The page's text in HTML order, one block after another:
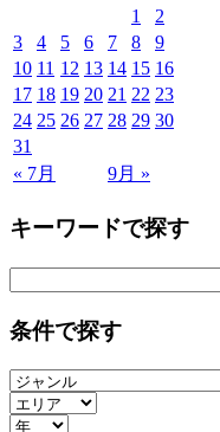
« 7月 9月 »
1
2
3
4 5 6 7 8
9
10 11 12 13 14 15 16
17 18 19 20 21 22 23
24 25 26 27 28 29 30
31
キーワードで探す
条件で探す